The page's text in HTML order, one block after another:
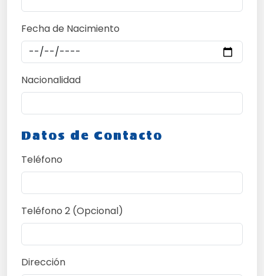
Fecha de Nacimiento
Nacionalidad
Datos de Contacto
Teléfono
Teléfono 2 (Opcional)
Dirección